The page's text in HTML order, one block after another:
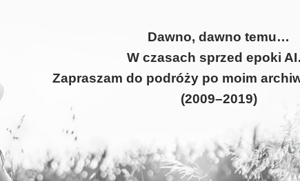
Dawno, dawno temu…
W czasach sprzed epoki
Zapraszam do podróży po moim
(2009–2019)